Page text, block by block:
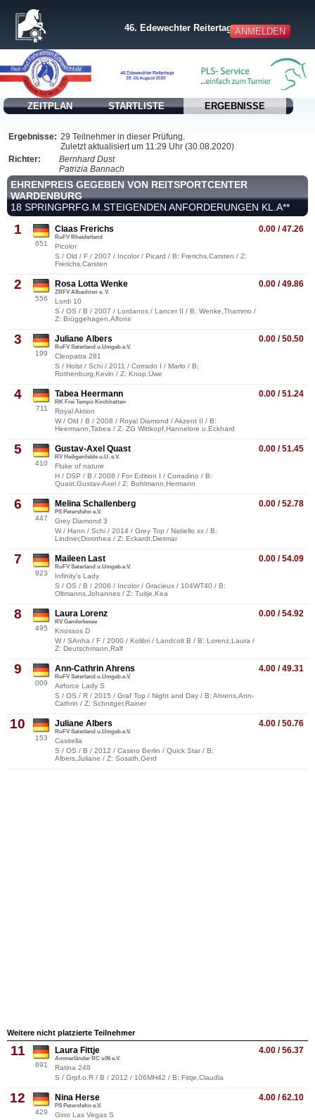
ANMELDEN
46. Edewechter Reitertage
ZEITPLAN STARTLISTE ERGEBNISSE
Ergebnisse: 29 Teilnehmer in dieser Prüfung.
Zuletzt aktualisiert um 11:29 Uhr (30.08.2020)
Richter:
Bernhard Dust
Patrizia Bannach
EHRENPREIS GEGEBEN VON REITSPORTCENTER
WARDENBURG
18 SPRINGPRFG.M.STEIGENDEN ANFORDERUNGEN KL.A**
1
651
0.00 / 47.26
Claas Frerichs
RuFV Rheiderland
Picolor
S / Old / F / 2007 / Incolor / Picard / B: Frerichs,Carsten / Z:
Frerichs,Carsten
2
556
0.00 / 49.86
Rosa Lotta Wenke
ZRFV Albachten e. V.
Lordi 10
S / OS / B / 2007 / Lordanos / Lancer II / B: Wenke,Thammo /
Z: Brüggehagen,Alfons
3
199
0.00 / 50.50
Juliane Albers
RuFV Saterland u.Umgeb.e.V.
Cleopatra 281
S / Holst / Schi / 2011 / Corrado I / Marlo / B:
Rothenburg,Kevin / Z: Knop,Uwe
4
711
0.00 / 51.24
Tabea Heermann
RK Frei Tempo Kirchhatten
Royal Aktion
W / Old / B / 2008 / Royal Diamond / Akzent II / B:
Heermann,Tabea / Z: ZG Wittkopf,Hannelore u.Eckhard
5
410
0.00 / 51.45
Gustav-Axel Quast
RV Heiligenfelde u.U. e.V.
Fluke of nature
H / DSP / B / 2008 / For Edition I / Corradino / B:
Quast,Gustav-Axel / Z: Bohlmann,Hermann
6
447
0.00 / 52.78
Melina Schallenberg
PS Petersfehn e.V.
Grey Diamond 3
W / Hann / Schi / 2014 / Grey Top / Natiello xx / B:
Lindner,Dorothea / Z: Eckardt,Dietmar
7
923
0.00 / 54.09
Maileen Last
RuFV Saterland u.Umgeb.e.V.
Infinity's Lady
S / OS / B / 2006 / Incolor / Gracieux / 104WT40 / B:
Oltmanns,Johannes / Z: Tuitje,Kea
8
495
0.00 / 54.92
Laura Lorenz
RV Ganderkesee
Knossos D
W / SAnha / F / 2000 / Kolibri / Landcolt B / B: Lorenz,Laura /
Z: Deutschmann,Ralf
9
009
4.00 / 49.31
Ann-Cathrin Ahrens
RuFV Saterland u.Umgeb.e.V.
Airforce Lady S
S / OS / R / 2015 / Graf Top / Night and Day / B: Ahrens,Ann-
Cathrin / Z: Schnitger,Rainer
10
153
4.00 / 50.76
Juliane Albers
RuFV Saterland u.Umgeb.e.V.
Casitella
S / OS / B / 2012 / Casino Berlin / Quick Star / B:
Albers,Juliane / Z: Sosath,Gerd
Weitere nicht platzierte Teilnehmer
11
691
4.00 / 56.37
Laura Fittje
Ammerländer RC v.06 e.V.
Ratina 248
S / Grpf.o.R / B / 2012 / 106MH42 / B: Fittje,Claudia
12
429
4.00 / 62.10
Nina Herse
PS Petersfehn e.V.
Gino Las Vegas S